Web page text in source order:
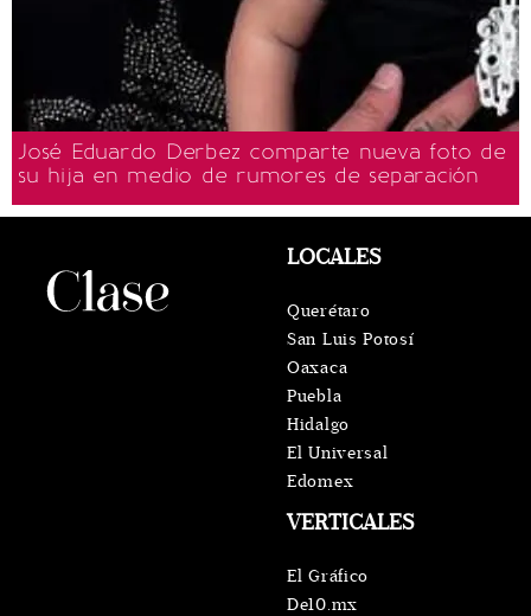
José Eduardo Derbez comparte nueva foto de
su hija en medio de rumores de separación
VERTICALES
El Gráfico
De10.mx
LOCALES
Querétaro
San Luis Potosí
Oaxaca
Puebla
Hidalgo
El Universal
Edomex